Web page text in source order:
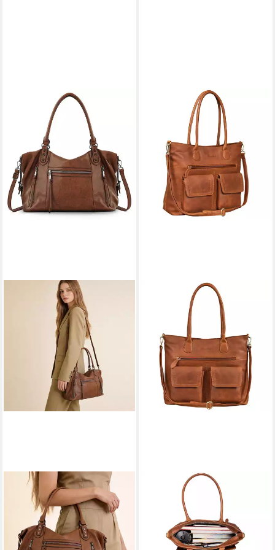
TANTOMI
Handtasche
Damenhandtasche
Mittelgroße Crossbody
Tasche, Mehreren Taschen,
Handtasche Damen Echt
Leder Vintage Henkeltasche
Große Umhängetasche
Shopper, Schultergurt /